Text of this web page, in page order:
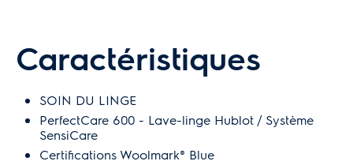
Caractéristiques
SOIN DU LINGE
PerfectCare 600 - Lave-linge Hublot / Système
SensiCare
Certifications Woolmark® Blue